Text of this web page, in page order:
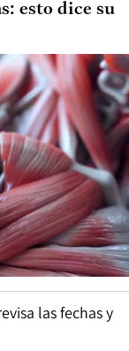
esto dice su
las fechas y